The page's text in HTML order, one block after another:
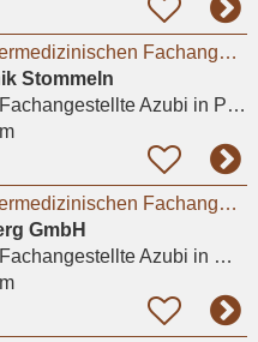
Ausbildung zur Tiermedizinischen Fachangestellten (m/w/d) ab August 2026
Stommeln
Azubi in Pulheim, Stommeln
Ausbildung zur Tiermedizinischen Fachangestellten (m/w/d) 2026 - Mönchengladbach / Bökelberg
GmbH
Azubi in Mönchengladbach